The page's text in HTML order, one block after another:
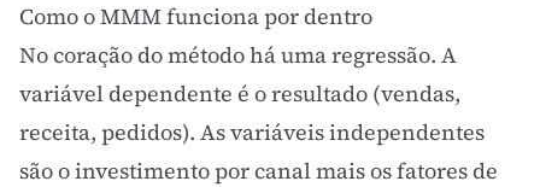
Como o MMM funciona por dentro
No coração do método há uma regressão. A
variável dependente é o resultado (vendas,
receita, pedidos). As variáveis independentes
são o investimento por canal mais os fatores de